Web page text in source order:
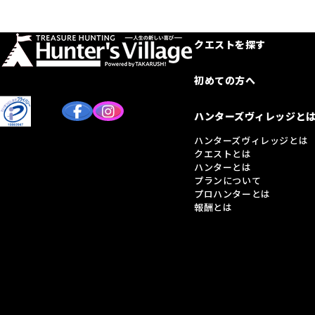
クエストを探す
初めての方へ
ハンターズヴィレッジと
ハンターズヴィレッジとは
クエストとは
ハンターとは
プランについて
プロハンターとは
報酬とは